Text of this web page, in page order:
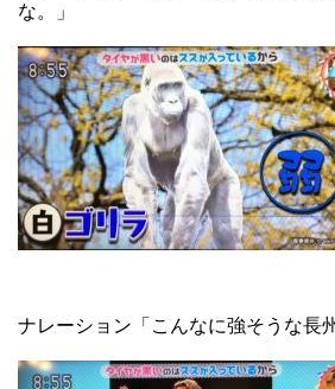
な。」
ナレーション「こんなに強そうな長